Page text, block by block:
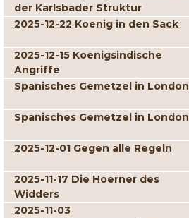
der Karlsbader Struktur
2025-12-22 Koenig in den Sack
2025-12-15 Koenigsindische
Angriffe
Spanisches Gemetzel in London
Spanisches Gemetzel in London
2025-12-01 Gegen alle Regeln
2025-11-17 Die Hoerner des
Widders
2025-11-03